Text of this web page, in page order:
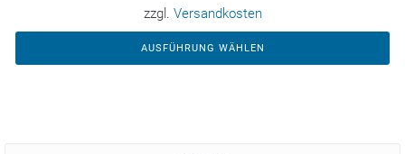
zzgl. Versandkosten
AUSFÜHRUNG WÄHLEN